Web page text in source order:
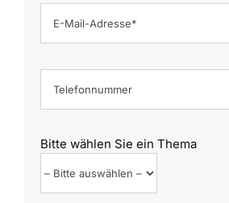
Bitte wählen Sie ein Thema